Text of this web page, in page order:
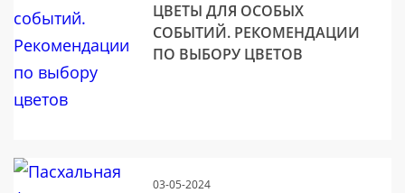
ЦВЕТЫ ДЛЯ ОСОБЫХ
СОБЫТИЙ. РЕКОМЕНДАЦИИ
ПО ВЫБОРУ ЦВЕТОВ
03-05-2024